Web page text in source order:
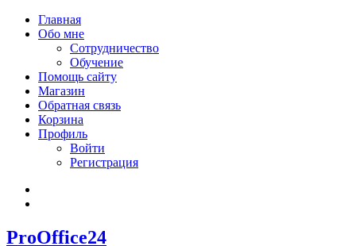
Главная
Обо мне
Сотрудничество
Обучение
Помощь сайту
Магазин
Обратная связь
Корзина
Профиль
Войти
Регистрация
ProOffice24